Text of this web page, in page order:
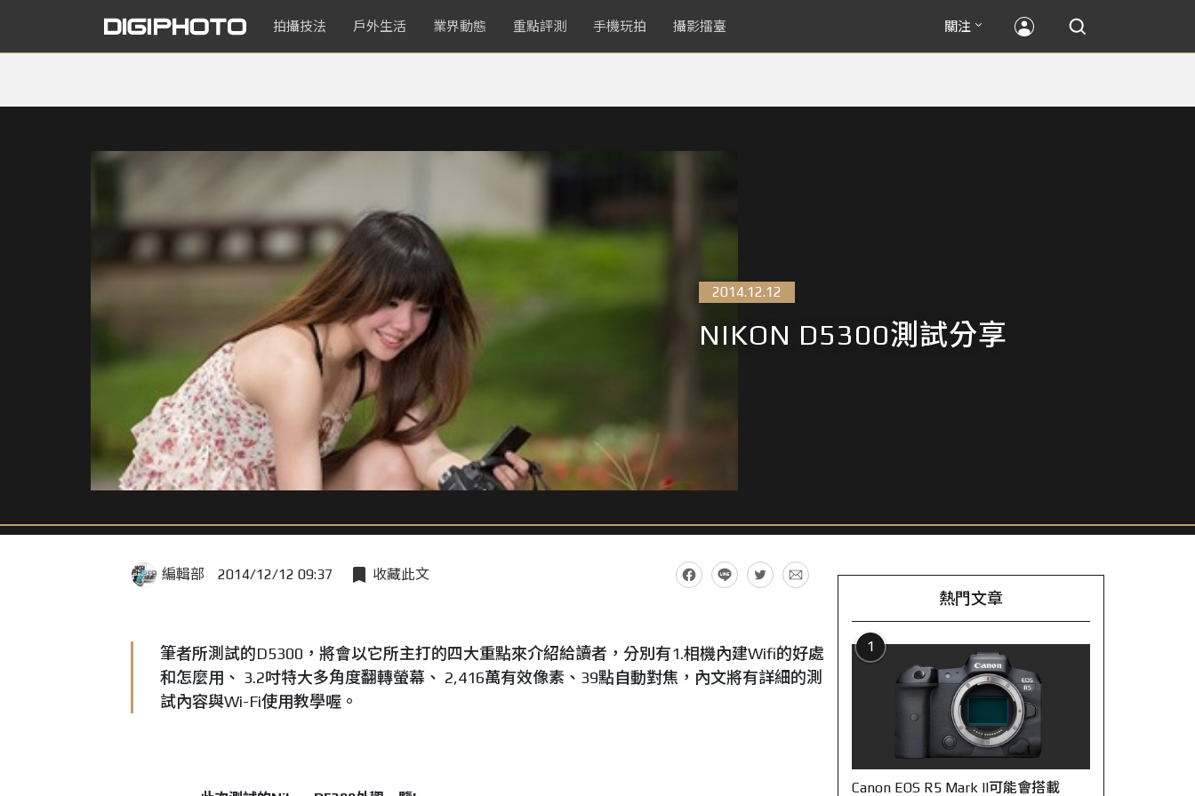
拍攝技法 戶外生活 業界動態 重點評測 手機玩拍 攝影擂臺 關注
2014.12.12
NIKON D5300測試分享
編輯部 2014/12/12 09:37 收藏此文
筆者所測試的D5300，將會以它所主打的四大重點來介紹給讀者，分別有1.相機內建Wifi的好處
和怎麼用、 3.2吋特大多角度翻轉螢幕、 2,416萬有效像素、39點自動對焦，內文將有詳細的測
試內容與Wi-Fi使用教學喔。
熱門文章
1
Canon EOS R5 Mark II可能會搭載